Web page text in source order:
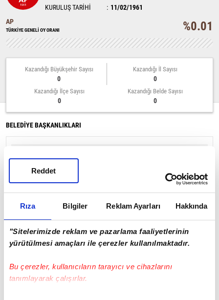
Rıza Bilgiler Reklam Ayarları Hakkında
"Sitelerimizde reklam ve pazarlama faaliyetlerinin
yürütülmesi amaçları ile çerezler kullanılmaktadır.
Bu çerezler, kullanıcıların tarayıcı ve cihazlarını
tanımlayarak çalışırlar.
Reddet
KURULUŞ TARİHİ
11/02/1961
AP
TÜRKİYE GENELİ OY ORANI %0.01
Kazandığı Büyükşehir Sayısı
0
Kazandığı İl Sayısı
0
Kazandığı İlçe Sayısı
0
Kazandığı Belde Sayısı
0
BELEDİYE BAŞKANLIKLARI
%0 0
İL GENEL MECLİSİ
%0